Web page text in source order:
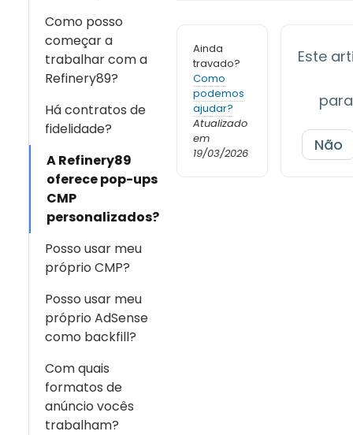
Como posso
começar a
trabalhar com a
Refinery89?
Há contratos de
fidelidade?
A Refinery89
oferece pop-ups
CMP
personalizados?
Posso usar meu
próprio CMP?
Posso usar meu
próprio AdSense
como backfill?
Com quais
formatos de
anúncio vocês
trabalham?
Ainda
travado?
Como
podemos
ajudar?
Atualizado
em
19/03/2026
Este
Não